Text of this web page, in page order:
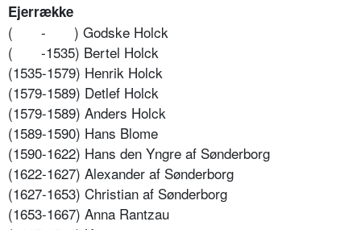
Ejerrække
( -
) Godske Holck
(
-1535) Bertel Holck
(1535-1579) Henrik Holck
(1579-1589) Detlef Holck
(1579-1589) Anders Holck
(1589-1590) Hans Blome
(1590-1622) Hans den Yngre af Sønderborg
(1622-1627) Alexander af Sønderborg
(1627-1653) Christian af Sønderborg
(1653-1667) Anna Rantzau